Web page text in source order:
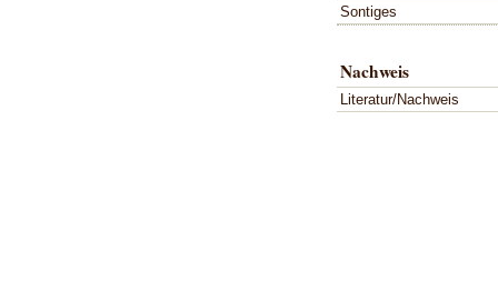
Sontiges
Nachweis
Literatur/Nachweis